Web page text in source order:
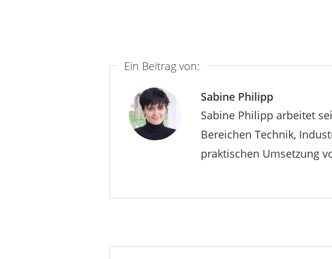
Ein Beitrag von:
Sabine Philipp
Sabine Philipp arbeitet
Bereichen Technik,
praktischen Umsetzung